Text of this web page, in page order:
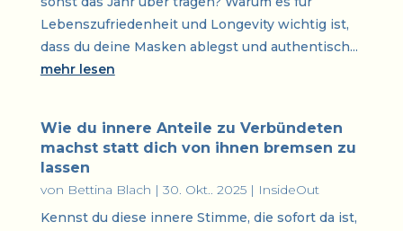
Lebenszufriedenheit und Longevity wichtig ist,
dass du deine Masken ablegst und authentisch...
mehr lesen
Wie du innere Anteile zu Verbündeten
machst statt dich von ihnen bremsen zu
lassen
von Bettina Blach | 30. Okt.. 2025| InsideOut
Kennst du diese innere Stimme, die sofort da ist,